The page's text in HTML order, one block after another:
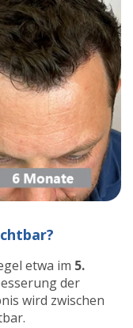
etwa im 5.
der
wird zwischen